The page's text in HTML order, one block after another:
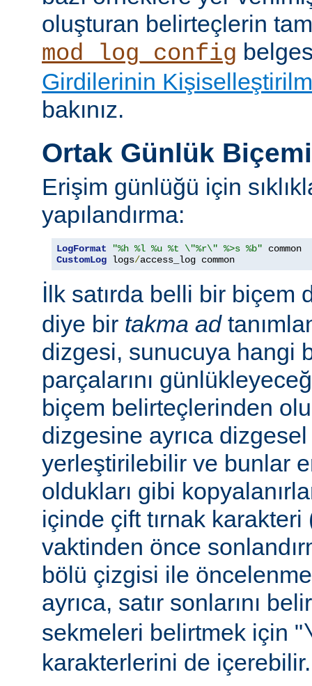
oluşturan belirteçlerin
mod_log_config
Girdilerinin
bakınız.
Ortak Günlük
Erişim günlüğü için
yapılandırma:
LogFormat "%h %l %u %t \"%r\" %>s %b"
CustomLog logs/access_log common
İlk satırda belli bir biçem
diye bir takma ad
dizgesi, sunucuya hangi
parçalarını
biçem belirteçlerinden
dizgesine ayrıca
yerleştirilebilir ve bunlar
oldukları gibi
içinde çift tırnak
vaktinden önce
bölü çizgisi ile
ayrıca, satır sonlarını
sekmeleri belirtmek için "
karakterlerini de içerebilir.